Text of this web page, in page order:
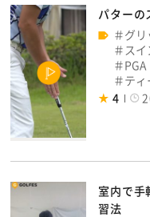
パターの
グ
ス
PGA
ティ
4
室内で手
習法